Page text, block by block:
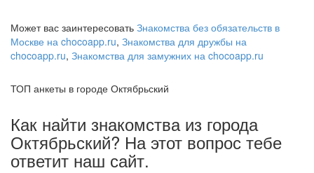
Может вас заинтересовать Знакомства без обязательств в
Москве на chocoapp.ru, Знакомства для дружбы на
chocoapp.ru, Знакомства для замужних на chocoapp.ru
ТОП анкеты в городе Октябрьский
Как найти знакомства из города
Октябрьский? На этот вопрос тебе
ответит наш сайт.